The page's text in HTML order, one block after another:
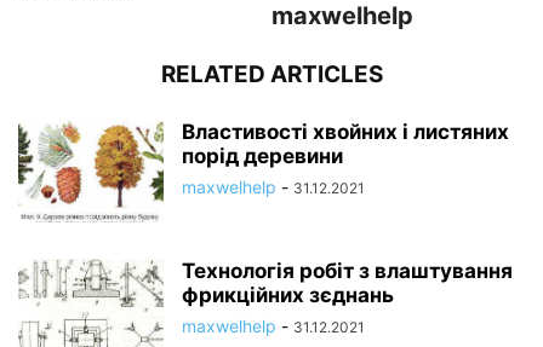
maxwelhelp
RELATED ARTICLES
Властивості хвойних і листяних
порід деревини
maxwelhelp - 31.12.2021
Технологія робіт з влаштування
фрикційних зєднань
maxwelhelp - 31.12.2021